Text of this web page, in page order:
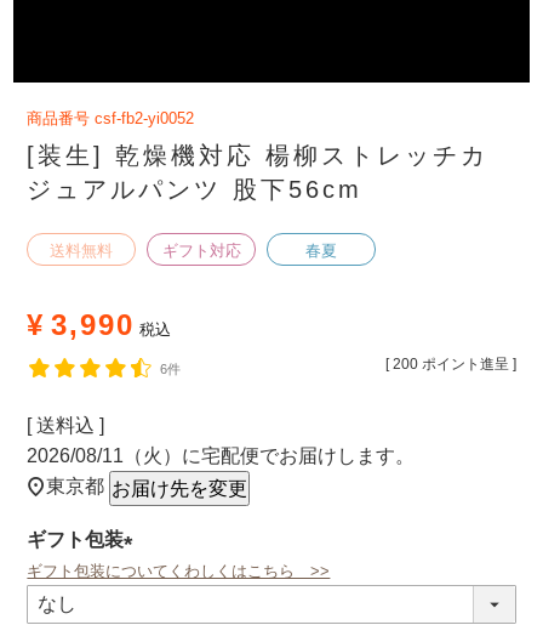
商品番号 csf-fb2-yi0052
[装生] 乾燥機対応 楊柳ストレッチカ
ジュアルパンツ 股下56cm
送料無料 ギフト対応 春夏
¥ 3,990 税込
[ 200 ポイント進呈 ]
6件
送料込
2026/08/11（火） に宅配便でお届けします。
東京都 お届け先を変更
ギフト包装
(必
ギフト包装についてくわしくはこちら >>